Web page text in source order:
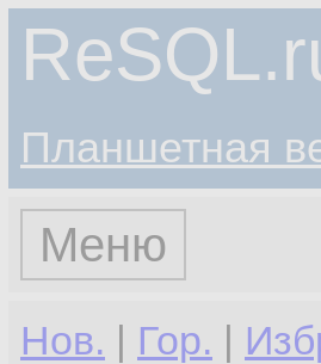
Планшетная
Меню
Нов. | Гор. |